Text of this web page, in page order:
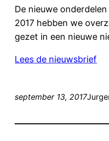
De nieuwe
2017 hebben we
gezet in een nieuwe
Lees de nieuwsbrief
september 13, 2017